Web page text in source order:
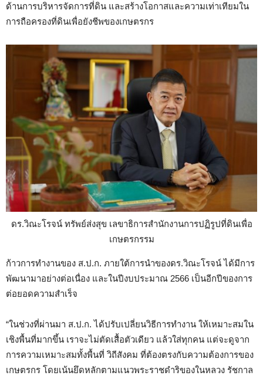
ด้านการบริหารจัดการที่ดิน และสร้างโอกาสและความเท่าเทียมใน
การถือครองที่ดินเพื่อยังชีพของเกษตรกร
ดร.วิณะโรจน์ ทรัพย์ส่งสุข เลขาธิการสำนักงานการปฏิรูปที่ดินเพื่อ
เกษตรกรรม
ก้าวการทำงานของ ส.ป.ก. ภายใต้การนำของดร.วิณะโรจน์ ได้มีการ
พัฒนามาอย่างต่อเนื่อง และในปีงบประมาณ 2566 เป็นอีกปีของการ
ต่อยอดความสำเร็จ
“ในช่วงที่ผ่านมา ส.ป.ก. ได้ปรับเปลี่ยนวิธีการทำงาน ให้เหมาะสมใน
เชิงพื้นที่มากขึ้น เราจะไม่ตัดเสื้อตัวเดียว แล้วใส่ทุกคน แต่จะดูจาก
การความเหมาะสมทั้งพื้นที่ วิถีสังคม ที่ต้องตรงกับความต้องการของ
เกษตรกร โดยเน้นยึดหลักตามแนวพระราชดำริของในหลวง รัชกาล